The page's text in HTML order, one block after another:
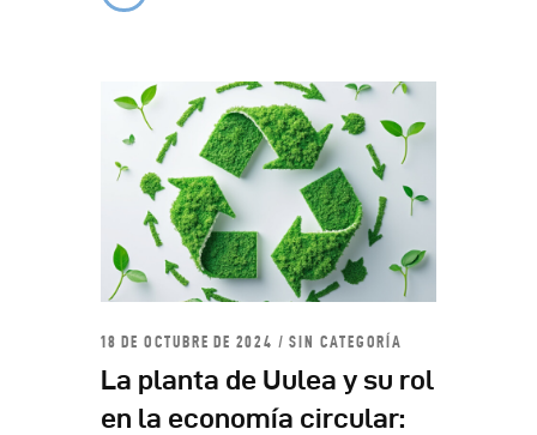
18 DE OCTUBRE DE 2024 SIN CATEGORÍA
La planta de Uulea y su rol
en la economía circular: